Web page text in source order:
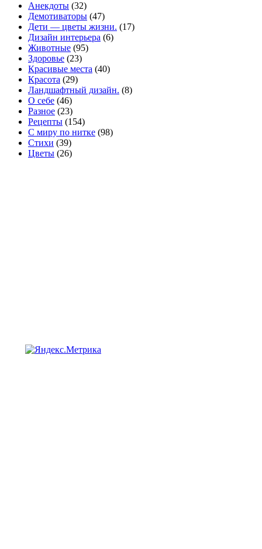
Анекдоты (32)
Демотиваторы (47)
Дети — цветы жизни. (17)
Дизайн интерьера (6)
Животные (95)
Здоровье (23)
Красивые места (40)
Красота (29)
Ландшафтный дизайн. (8)
О себе (46)
Разное (23)
Рецепты (154)
С миру по нитке (98)
Стихи (39)
Цветы (26)